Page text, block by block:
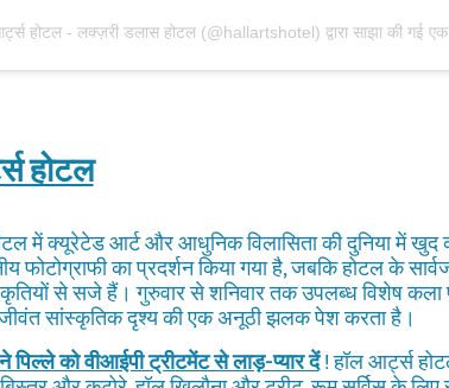
होटल - लक्ज़री डलास होटल (@hallartshotel) द्वारा साझा की गई एक
होटल
में क्यूरेटेड आर्ट और आधुनिक विलासिता की दुनिया में खुद
फोटोग्राफी का प्रदर्शन किया गया है, जबकि होटल के
से सजे हैं। गुरुवार से शनिवार तक उपलब्ध विशेष
सांस्कृतिक दृश्य की एक अनूठी झलक पेश करता है।
पिल्ले को वीआईपी ट्रीटमेंट से लाड़-प्यार दें! हॉल आर्ट्स